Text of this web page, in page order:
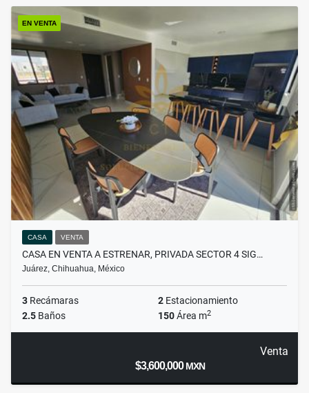
EN VENTA
CASA VENTA
CASA EN VENTA A ESTRENAR, PRIVADA SECTOR 4 SIG…
Juárez, Chihuahua, México
3 Recámaras 2 Estacionamiento
2.5 Baños 150Área m2
Venta
$3,600,000MXN